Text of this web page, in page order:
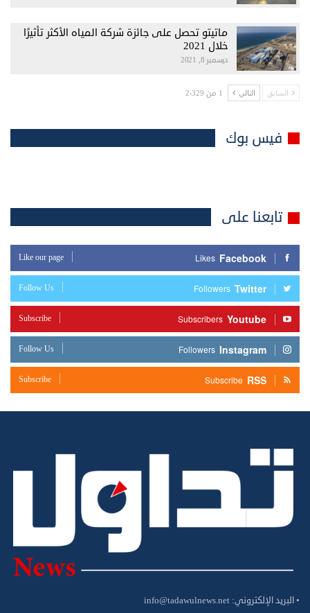
ماتيتو تحصل على جائزة شركة المياه الأكثر تأثيرًا
خلال 2021
ديسمبر 8, 2021
السابق التالي 1 من 2٬329
فيس بوك
تابعنا على
Facebook
Likes
Like our page
Twitter
Followers
Follow Us
Youtube
Subscribers
Subscribe
Instagram
Followers
Follow Us
RSS
Subscribe
Subscribe
• البريد الإلكتروني: info@tadawulnews.net